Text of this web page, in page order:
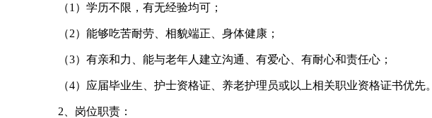
（1）学历不限，有无经验均可；
（2）能够吃苦耐劳、相貌端正、身体健康；
（3）有亲和力、能与老年人建立沟通、有爱心、有耐心和责任心；
（4）应届毕业生、护士资格证、养老护理员或以上相关职业资格证书优先。
2、岗位职责：